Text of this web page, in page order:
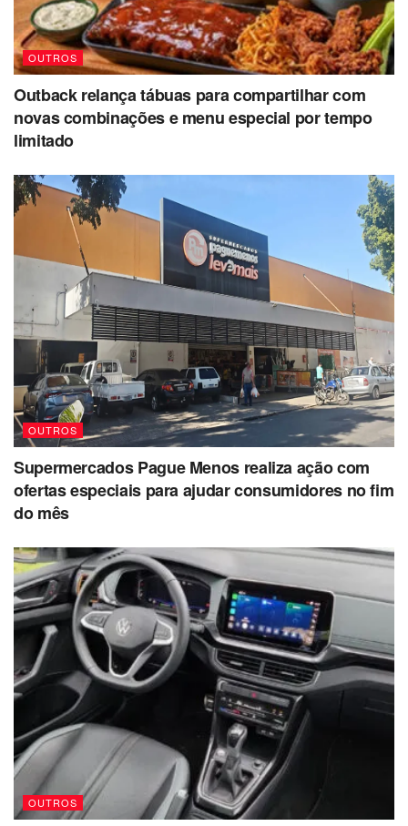
OUTROS
Outback relança tábuas para compartilhar com
novas combinações e menu especial por tempo
limitado
OUTROS
Supermercados Pague Menos realiza ação com
ofertas especiais para ajudar consumidores no fim
do mês
OUTROS